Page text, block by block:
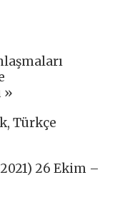
»
Türkçe
26 Ekim –